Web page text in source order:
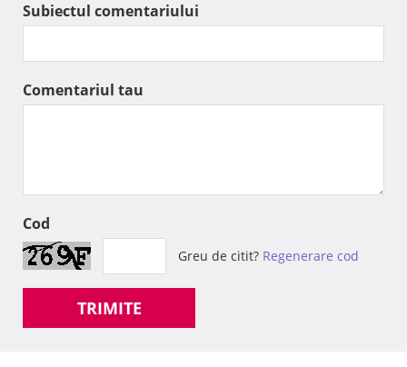
Subiectul comentariului
Comentariul tau
Cod
Greu de citit? Regenerare cod
TRIMITE